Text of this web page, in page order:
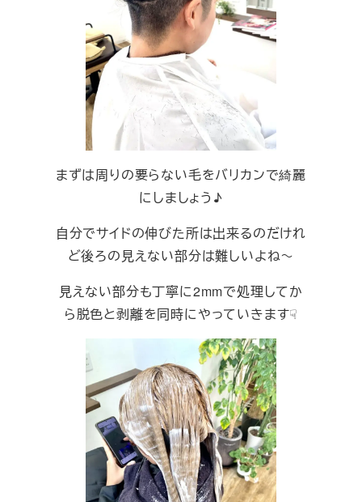
まずは周りの要らない毛をバリカンで綺麗
にしましょう♪
自分でサイドの伸びた所は出来るのだけれ
ど後ろの見えない部分は難しいよね～
見えない部分も丁寧に2mmで処理してか
ら脱色と剥離を同時にやっていきます☟